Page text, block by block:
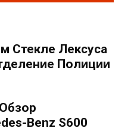
Стекле Лексуса
Полиции
Benz S600